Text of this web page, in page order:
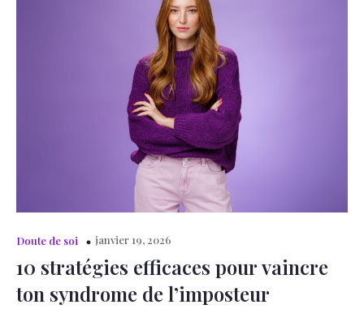
Doute de soi janvier 19, 2026
10 stratégies efficaces pour vaincre
ton syndrome de l’imposteur